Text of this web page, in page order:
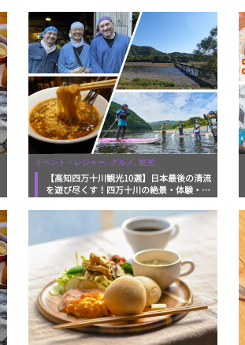
イベント・レジャー, グルメ, 観光
【高知四万十川観光10選】日本最後の清流
を遊び尽くす！四万十川の絶景・体験・グ